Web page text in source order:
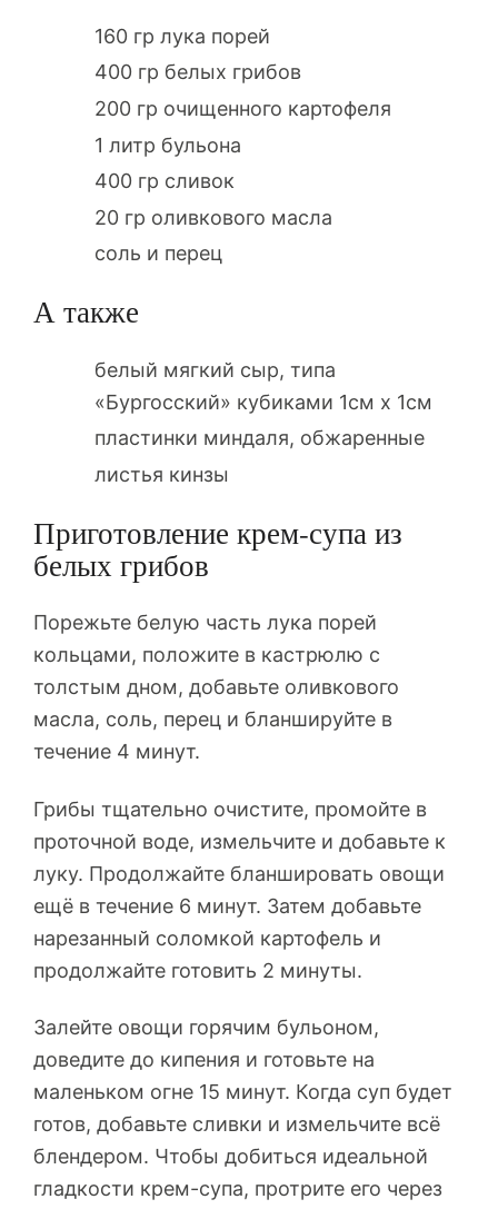
160 гр лука порей
400 гр белых грибов
200 гр очищенного картофеля
1 литр бульона
400 гр сливок
20 гр оливкового масла
соль и перец
А также
белый мягкий сыр, типа
«Бургосский» кубиками 1см х 1см
пластинки миндаля, обжаренные
листья кинзы
Приготовление крем-супа из
белых грибов
Порежьте белую часть лука порей
кольцами, положите в кастрюлю с
толстым дном, добавьте оливкового
масла, соль, перец и бланшируйте в
течение 4 минут.
Грибы тщательно очистите, промойте в
проточной воде, измельчите и добавьте к
луку. Продолжайте бланшировать овощи
ещё в течение 6 минут. Затем добавьте
нарезанный соломкой картофель и
продолжайте готовить 2 минуты.
Залейте овощи горячим бульоном,
доведите до кипения и готовьте на
маленьком огне 15 минут. Когда суп будет
готов, добавьте сливки и измельчите всё
блендером. Чтобы добиться идеальной
гладкости крем-супа, протрите его через